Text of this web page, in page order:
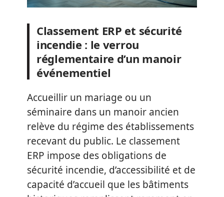
Classement ERP et sécurité
incendie : le verrou
réglementaire d’un manoir
événementiel
Accueillir un mariage ou un
séminaire dans un manoir ancien
relève du régime des établissements
recevant du public. Le classement
ERP impose des obligations de
sécurité incendie, d’accessibilité et de
capacité d’accueil que les bâtiments